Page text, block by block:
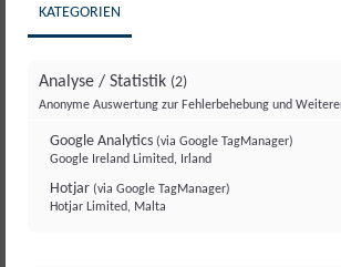
Österreich steht vor einem
Müllaufkommen hat sich pro Person
um die Müllflut...
KATEGORIEN
Analyse / Statistik (2)
Anonyme Auswertung zur Fehlerbehebung und
Google Analytics (via Google TagManager)
Google Ireland Limited, Irland
Hotjar (via Google TagManager)
Hotjar Limited, Malta